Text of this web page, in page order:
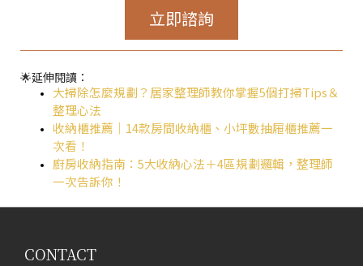
立即諮詢
🌟延伸閱讀：
大掃除怎麼規劃？居家整理師教你掌握5個打掃Tips＆
整理心法
收納櫃推薦｜14款房間收納櫃、小坪數抽屜櫃推薦一
次看！
廚房收納指南：5大收納心法＋4區規劃邏輯，整理師
一次告訴你！
CONTACT